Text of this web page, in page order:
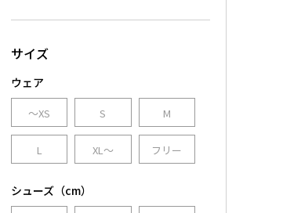
ウェア
～XS S M
L XL～ フリー
シューズ（cm）